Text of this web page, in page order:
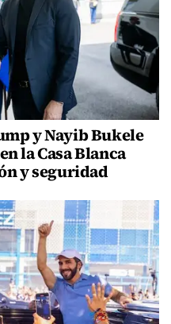
y Nayib Bukele
la Casa Blanca
y seguridad